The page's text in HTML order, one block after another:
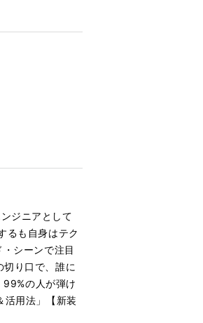
ジニアとして
るも自身はテク
シーンで注目
り口で、誰に
99%の人が弾け
活用法」【新装